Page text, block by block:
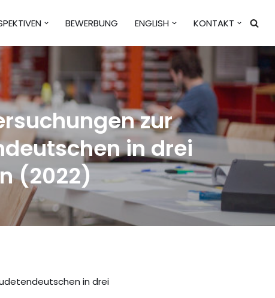
BEWERBUNG ENGLISH KONTAKT
zur
in drei
(2022)
in drei